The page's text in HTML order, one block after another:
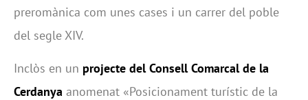
preromànica com unes cases i un carrer del poble
del segle XIV.
Inclòs en un projecte del Consell Comarcal de la
Cerdanya anomenat «Posicionament turístic de la